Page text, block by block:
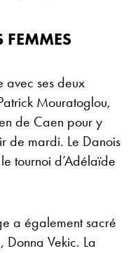
FEMMES
avec ses deux
Mouratoglou,
de Caen pour y
de mardi. Le Danois
tournoi d’Adélaïde
a également sacré
Donna Vekic. La